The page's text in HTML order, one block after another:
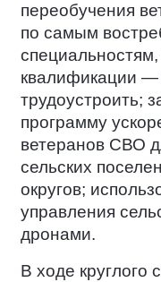
переобучения
по самым
квалификации —
трудоустроить;
программу
ветеранов СВО
сельских
округов;
управления
дронами.
В ходе круглого